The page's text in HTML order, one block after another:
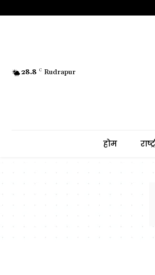
28.8 C Rudrapur
होम